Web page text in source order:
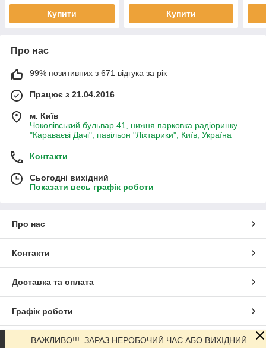
Купити Купити
Про нас
99% позитивних з 671 відгука за рік
Працює з 21.04.2016
м. Київ
Чоколівський бульвар 41, нижня парковка радіоринку
"Караваєві Дачі", павільон "Ліхтарики", Київ, Україна
Контакти
Сьогодні вихідний
Показати весь графік роботи
Про нас
Контакти
Доставка та оплата
Графік роботи
Повна версія сайту
ВАЖЛИВО!!! ЗАРАЗ НЕРОБОЧИЙ ЧАС АБО ВИХІДНИЙ